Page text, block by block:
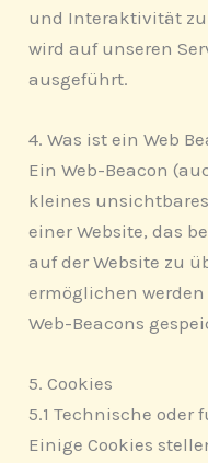
und Interaktivität zu
wird auf unseren
ausgeführt.
4. Was ist ein Web
Ein Web-Beacon
kleines
einer Website, das
auf der Website zu
ermöglichen
Web-Beacons
5. Cookies
5.1 Technische oder
Einige Cookies